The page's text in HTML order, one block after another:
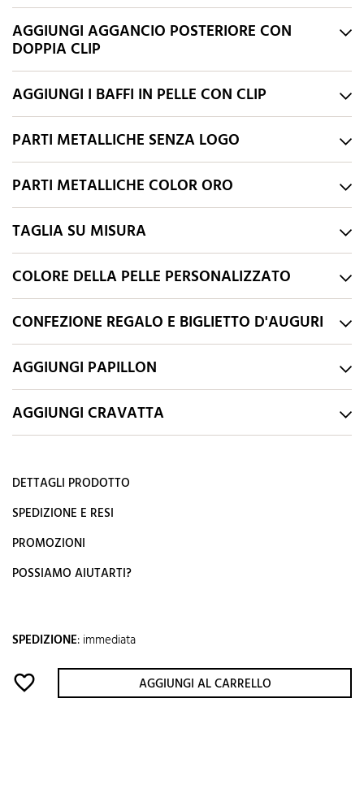
AGGIUNGI AGGANCIO POSTERIORE CON
DOPPIA CLIP
AGGIUNGI I BAFFI IN PELLE CON CLIP
PARTI METALLICHE SENZA LOGO
PARTI METALLICHE COLOR ORO
TAGLIA SU MISURA
COLORE DELLA PELLE PERSONALIZZATO
CONFEZIONE REGALO E BIGLIETTO D'AUGURI
AGGIUNGI PAPILLON
AGGIUNGI CRAVATTA
DETTAGLI PRODOTTO
SPEDIZIONE E RESI
PROMOZIONI
POSSIAMO AIUTARTI?
SPEDIZIONE: immediata
favorite_border AGGIUNGI AL CARRELLO